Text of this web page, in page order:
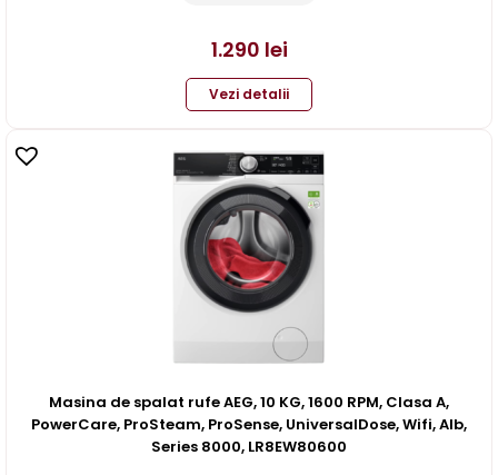
1.290 lei
Vezi detalii
Masina de spalat rufe AEG, 10 KG, 1600 RPM, Clasa A,
PowerCare, ProSteam, ProSense, UniversalDose, Wifi, Alb,
Series 8000, LR8EW80600